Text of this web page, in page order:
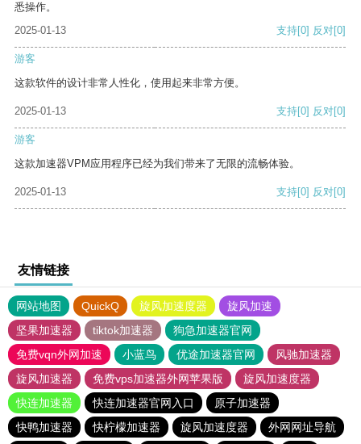
悉操作。
2025-01-13
支持[0] 反对[0]
游客
这款软件的设计非常人性化，使用起来非常方便。
2025-01-13 支持[0] 反对[0]
游客
这款加速器VPM应用程序已经为我们带来了无限的流畅体验。
2025-01-13 支持[0] 反对[0]
友情链接
网站地图 QuickQ 旋风加速度器
旋风加速
坚果加速器
tiktok加速器
狗急加速器官网
免费vqn外网加速
小蓝鸟 优途加速器官网
风驰加速器
旋风加速器
免费vps加速器外网苹果版
旋风加速度器
快连加速器
快连加速器官网入口
原子加速器
快鸭加速器
快柠檬加速器 旋风加速度器
外网网址导航